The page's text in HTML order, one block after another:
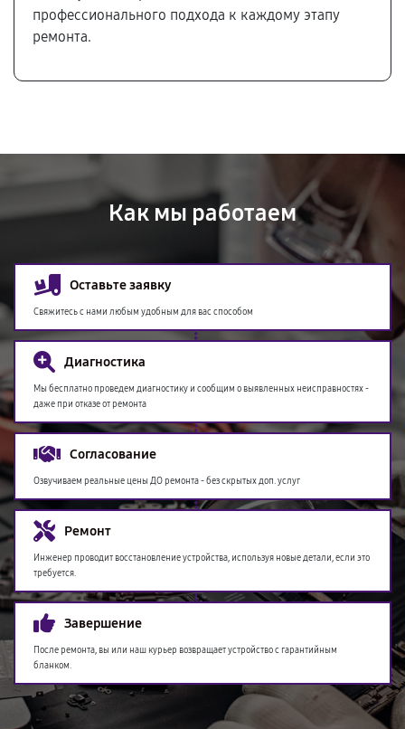
профессионального подхода к каждому этапу
ремонта.
Как мы работаем
Оставьте заявку
Свяжитесь с нами любым удобным для вас способом
Диагностика
Мы бесплатно проведем диагностику и сообщим о выявленных неисправностях -
даже при отказе от ремонта
Согласование
Озвучиваем реальные цены ДО ремонта - без скрытых доп. услуг
Ремонт
Инженер проводит восстановление устройства, используя новые детали, если это
требуется.
Завершение
После ремонта, вы или наш курьер возвращает устройство с гарантийным
бланком.